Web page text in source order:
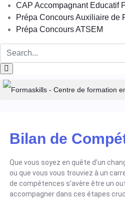
CAP Accompagnant Educatif
Prépa Concours Auxiliaire de
Prépa Concours ATSEM
Bilan de
Que vous soyez en quête d’un
ou que vous vous trouviez à un
de compétences s’avère être un
accompagner dans ces étapes